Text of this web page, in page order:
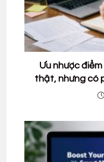
Ưu nhược
thật, nhưng có